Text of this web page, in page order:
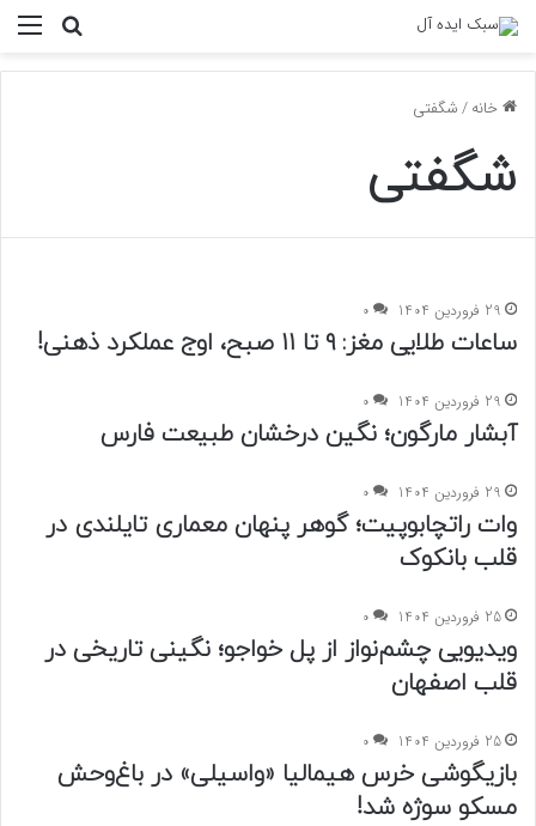
خانه/شگفتی
شگفتی
29 فروردین 1404 0
ساعات طلایی مغز: ۹ تا ۱۱ صبح، اوج عملکرد ذهنی!
29 فروردین 1404 0
آبشار مارگون؛ نگین درخشان طبیعت فارس
29 فروردین 1404 0
وات راتچابوپیت؛ گوهر پنهان معماری تایلندی در
قلب بانکوک
25 فروردین 1404 0
ویدیویی چشم‌نواز از پل خواجو؛ نگینی تاریخی در
قلب اصفهان
25 فروردین 1404 0
بازیگوشی خرس هیمالیا «واسیلی» در باغ‌وحش
مسکو سوژه شد!